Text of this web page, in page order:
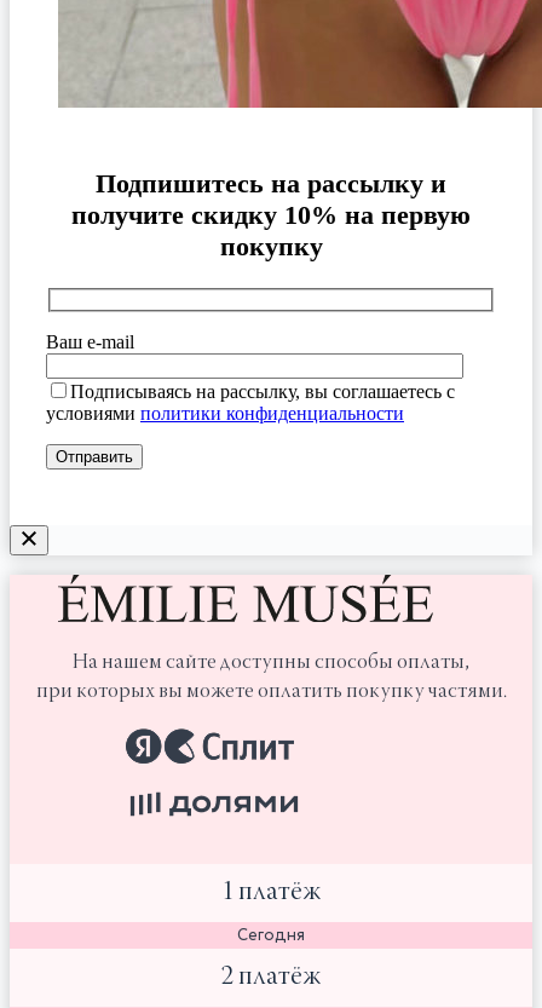
Подпишитесь на рассылку и
получите скидку 10% на первую
покупку
Ваш e-mail
Подписываясь на рассылку, вы соглашаетесь с
условиями политики конфиденциальности
На нашем сайте доступны способы оплаты,
при которых вы можете оплатить покупку частями.
1 платёж
Сегодня
2 платёж